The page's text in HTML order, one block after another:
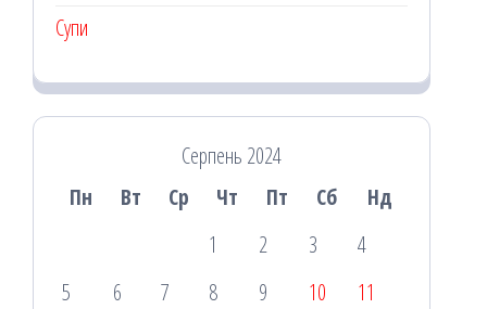
Супи
Серпень 2024
Пн
Вт Ср Чт Пт Сб
Нд
1
2 3
4
5
6 7 8 9 10
11